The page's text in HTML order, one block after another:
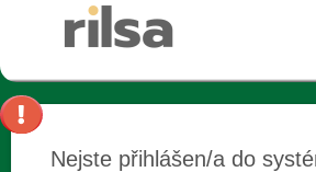
Nejste přihlášen/a do